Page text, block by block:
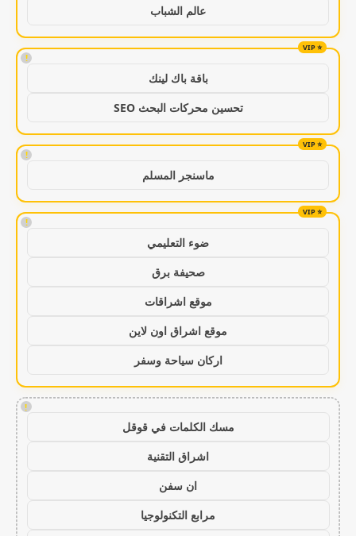
عالم الشباب
!
باقة باك لينك
تحسين محركات البحث SEO
!
ماسنجر المسلم
!
ضوء التعليمي
صحيفة برق
موقع اشراقات
موقع اشراق اون لاين
اركان سياحة وسفر
!
مسك الكلمات في قوقل
اشراق التقنية
ان سفن
مرابع التكنولوجيا